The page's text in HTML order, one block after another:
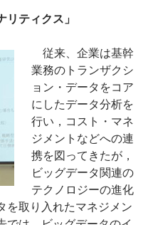
リティクス」
従来、企業は基幹
業務のトランザクシ
ョン・データをコア
にしたデータ分析を
行い，コスト・マネ
ジメントなどへの連
携を図ってきたが，
ビッグデータ関連の
テクノロジーの進化
を取り入れたマネジメン